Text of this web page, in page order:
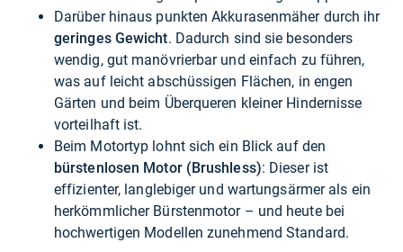
Darüber hinaus punkten Akkurasenmäher durch ihr
geringes Gewicht. Dadurch sind sie besonders
wendig, gut manövrierbar und einfach zu führen,
was auf leicht abschüssigen Flächen, in engen
Gärten und beim Überqueren kleiner Hindernisse
vorteilhaft ist.
Beim Motortyp lohnt sich ein Blick auf den
bürstenlosen Motor (Brushless): Dieser ist
effizienter, langlebiger und wartungsärmer als ein
herkömmlicher Bürstenmotor – und heute bei
hochwertigen Modellen zunehmend Standard.